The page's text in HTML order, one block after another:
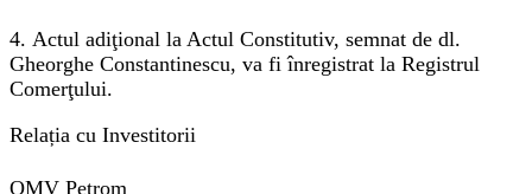
4. Actul adiţional la Actul Constitutiv, semnat de dl.
Gheorghe Constantinescu, va fi înregistrat la Registrul
Comerţului.
Relația cu Investitorii
OMV Petrom